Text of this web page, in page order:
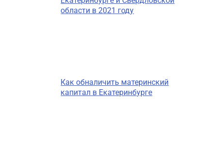
области в 2021 году
Как обналичить материнский
капитал в Екатеринбурге